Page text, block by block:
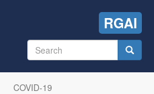
RGAI
Search
form
COVID-19